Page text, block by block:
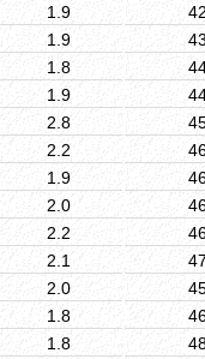
1.9
1.9
1.8
1.9
2.8
2.2
1.9
2.0
2.2
2.1
2.0
1.8
1.8